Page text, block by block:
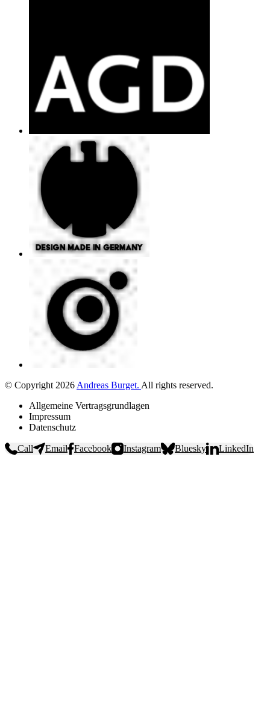
© Copyright 2026 Andreas Burget. All rights reserved.
Allgemeine Vertragsgrundlagen
Impressum
Datenschutz
Call Email Facebook Instagram Bluesky LinkedIn